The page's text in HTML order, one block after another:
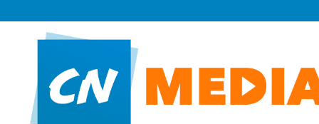
CN MÉDIA
Une vie nouvelle en JESUS !
Accueil